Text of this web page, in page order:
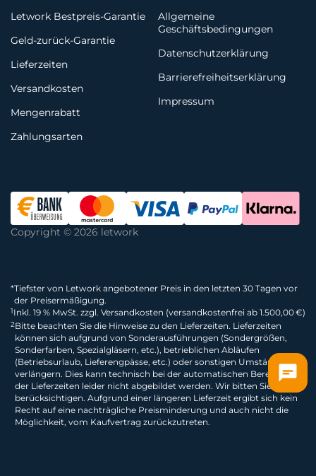
Letwork Bestpreis-Garantie
Geld-zurück-Garantie
Lieferzeiten
Versandkosten
Mengenrabatt
Zahlungsarten
Allgemeine
Geschäftsbedingungen
Datenschutzerklärung
Barrierefreiheitserklärung
Impressum
Copyright © 2026 letwork
*Tiefster von Letwork angebotener Preis in den letzten 30 Tagen vor
der Preisermäßigung.
1Inkl. 19 % MwSt. zzgl. Versandkosten (versandkostenfrei ab 1.500,00 €)
2Bitte beachten Sie die Hinweise zu den Lieferzeiten. Lieferzeiten
können sich aufgrund von Sonderausführungen (Sondergrößen,
Sonderfarben, Spezialgläsern, etc.), betrieblichen Abläufen
(Betriebsurlaub, Lieferengpässe, etc.) oder sonstigen Umständen
verlängern. Dies kann technisch bei der automatischen Berechnung
der Lieferzeiten leider nicht abgebildet werden. Wir bitten Sie dies zu
berücksichtigen. Aufgrund einer längeren Lieferzeit ergibt sich kein
Recht auf eine nachträgliche Preisminderung und auch nicht die
Möglichkeit, vom Kaufvertrag zurückzutreten.